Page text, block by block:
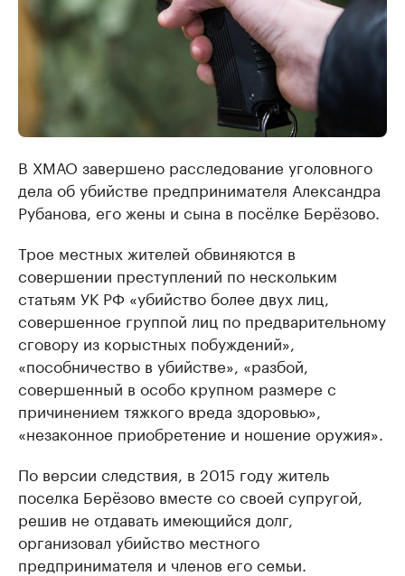
В ХМАО завершено расследование уголовного
дела об убийстве предпринимателя Александра
Рубанова, его жены и сына в посёлке Берёзово.
Трое местных жителей обвиняются в
совершении преступлений по нескольким
статьям УК РФ «убийство более двух лиц,
совершенное группой лиц по предварительному
сговору из корыстных побуждений»,
«пособничество в убийстве», «разбой,
совершенный в особо крупном размере с
причинением тяжкого вреда здоровью»,
«незаконное приобретение и ношение оружия».
По версии следствия, в 2015 году житель
поселка Берёзово вместе со своей супругой,
решив не отдавать имеющийся долг,
организовал убийство местного
предпринимателя и членов его семьи.